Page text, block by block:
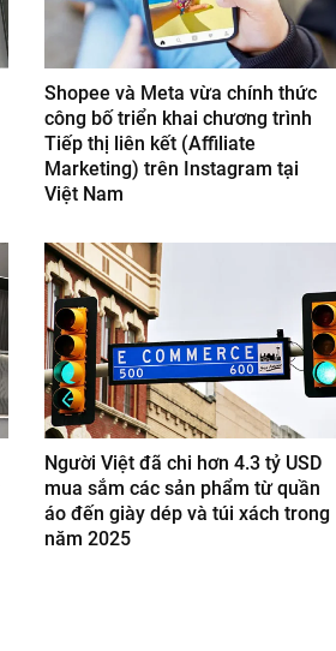
Shopee và Meta vừa chính thức
công bố triển khai chương trình
Tiếp thị liên kết (Affiliate
Marketing) trên Instagram tại
Việt Nam
Người Việt đã chi hơn 4.3 tỷ USD
mua sắm các sản phẩm từ quần
áo đến giày dép và túi xách trong
năm 2025